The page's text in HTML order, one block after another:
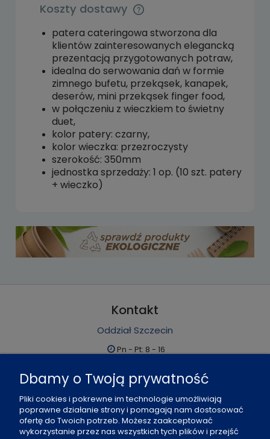
Koszty dostawy
Cena nie zawiera ewentualnych kosztów
płatności
patera cateringowa stworzona dla
klientów zainteresowanych elegancką
prezentacją przygotowanych potraw,
idealna do serwowania dań w formie
zimnego bufetu, przekąsek, kanapek,
deserów, mini przekąsek finger food,
w połączeniu z wieczkiem to świetny
duet,
kolor patery: czarny,
kolor wieczka: przezroczysty
szerokość: 350mm
jednostka sprzedaży: 1 op. (10 szt. patery
+ wieczko)
Kontakt
Oddział Szczecin
Pn - Pt: 8 - 16
91 484 07 06
biuro@office-land.pl
Fax: 91 484 49 27
Dbamy o Twoją prywatność
Pliki cookies i pokrewne im technologie umożliwiają
poprawne działanie strony i pomagają nam dostosować
ofertę do Twoich potrzeb. Możesz zaakceptować
wykorzystanie przez nas wszystkich tych plików i przejść